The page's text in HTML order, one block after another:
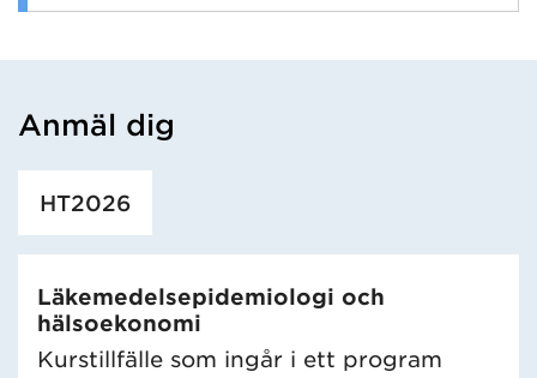
Anmäl dig
HT2026
Läkemedelsepidemiologi och
hälsoekonomi
Kurstillfälle som ingår i ett program